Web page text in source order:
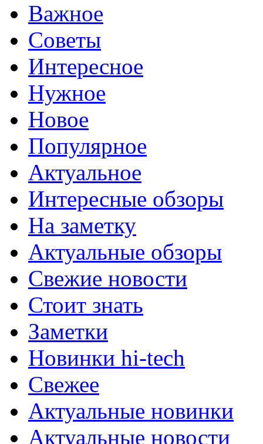
Важное
Советы
Интересное
Нужное
Новое
Популярное
Актуальное
Интересные обзоры
На заметку
Актуальные обзоры
Свежие новости
Стоит знать
Заметки
Новинки hi-tech
Свежее
Актуальные новинки
Актуальные новости